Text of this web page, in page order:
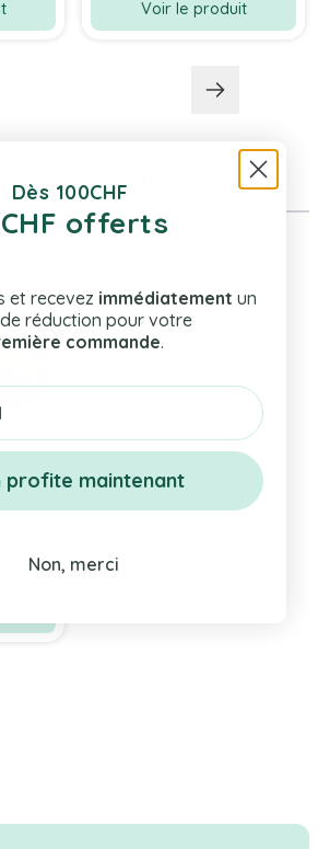
Voir le produit
Même Marque
Dès 100CHF
offerts
et recevez immédiatement un
réduction pour votre
commande.
profite maintenant
Non, merci